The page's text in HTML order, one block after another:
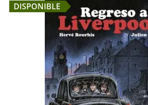
DISPONIBLE